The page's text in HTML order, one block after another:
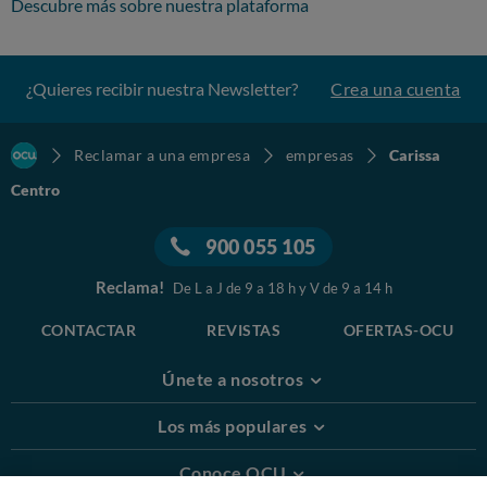
Descubre más sobre nuestra plataforma
¿Quieres recibir nuestra Newsletter? Crea una cuenta
Reclamar a una empresa empresas
Carissa
Centro
900 055 105
Reclama! De L a J de 9 a 18 h y V de 9 a 14 h
CONTACTAR REVISTAS OFERTAS-OCU
Únete a nosotros
Los más populares
Conoce OCU